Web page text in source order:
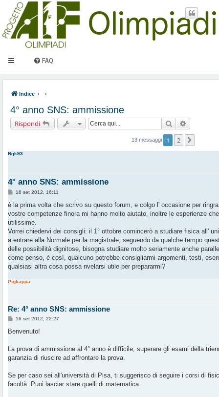
FAQ
Indice
4° anno SNS: ammissione
Rispondi Cerca
13 messaggi 1 2
Rgk93
4° anno SNS: ammissione
M
s
a
g
i
o
16 set 2012, 16:11
è la prima volta che scrivo su questo forum, e colgo l' occasione per
vostre competenze finora mi hanno molto aiutato, inoltre le esperienze
utilissime.
Vorrei chiedervi dei consigli: il 1° ottobre comincerò a studiare fisica all'
a entrare alla Normale per la magistrale; seguendo da qualche tempo
delle possibilità dignitose, bisogna studiare molto seriamente anche
come penso, è così, qualcuno potrebbe consigliarmi argomenti, testi,
qualsiasi altra cosa possa rivelarsi utile per prepararmi?
Pigkappa
Re: 4° anno SNS: ammissione
M
s
g
i
16 set 2012, 22:27
Benvenuto!
La prova di ammissione al 4° anno è difficile; superare gli esami della
garanzia di riuscire ad affrontare la prova.
Se per caso sei all'università di Pisa, ti suggerisco di seguire i corsi di
facoltà. Puoi lasciar stare quelli di matematica.